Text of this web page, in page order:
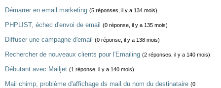
Démarrer en email marketing (5 réponses, il y a 134 mois)
PHPLIST, échec d'envoi de email (0 réponse, il y a 135 mois)
Diffuser une campagne d'email (0 réponse, il y a 138 mois)
Rechercher de nouveaux clients pour l'Emailing (2 réponses, il y a 140 mois)
Débutant avec Mailjet (1 réponse, il y a 140 mois)
Mail chimp, problème d'affichage ds mail du nom du destinataire (0